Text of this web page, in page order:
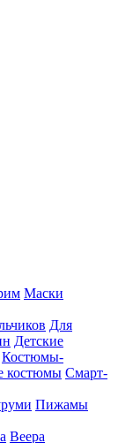
Маски
Для
Детские
Костюмы-
костюмы Смарт-
Пижамы
Веера